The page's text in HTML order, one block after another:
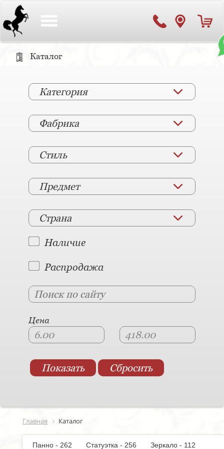
Каталог
Категория
Фабрика
Стиль
Предмет
Страна
Наличие
Распродажа
Цена
Главная Каталог
Панно - 262 Статуэтка - 256
Зеркало - 112